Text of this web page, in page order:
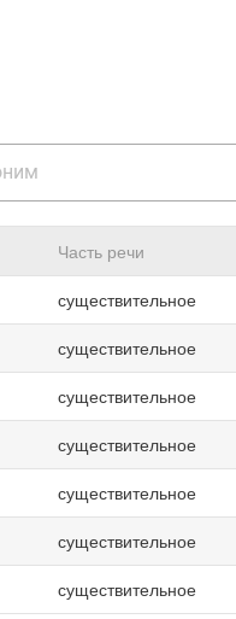
Часть речи
существительное
существительное
существительное
существительное
существительное
существительное
существительное